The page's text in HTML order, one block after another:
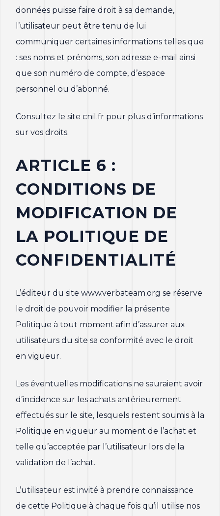
données puisse faire droit à sa demande,
l’utilisateur peut être tenu de lui
communiquer certaines informations telles que
: ses noms et prénoms, son adresse e-mail ainsi
que son numéro de compte, d’espace
personnel ou d’abonné.
Consultez le site cnil.fr pour plus d’informations
sur vos droits.
ARTICLE 6 :
CONDITIONS DE
MODIFICATION DE
LA POLITIQUE DE
CONFIDENTIALITÉ
L’éditeur du site www.verbateam.org se réserve
le droit de pouvoir modifier la présente
Politique à tout moment afin d’assurer aux
utilisateurs du site sa conformité avec le droit
en vigueur.
Les éventuelles modifications ne sauraient avoir
d’incidence sur les achats antérieurement
effectués sur le site, lesquels restent soumis à la
Politique en vigueur au moment de l’achat et
telle qu’acceptée par l’utilisateur lors de la
validation de l’achat.
L’utilisateur est invité à prendre connaissance
de cette Politique à chaque fois qu’il utilise nos